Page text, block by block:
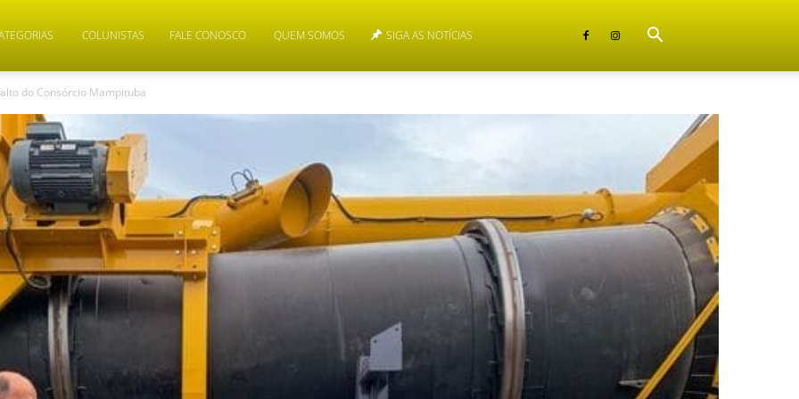
COLUNISTAS FALE CONOSCO QUEM SOMOS SIGA AS NOTÍCIAS
do Consórcio Mampituba